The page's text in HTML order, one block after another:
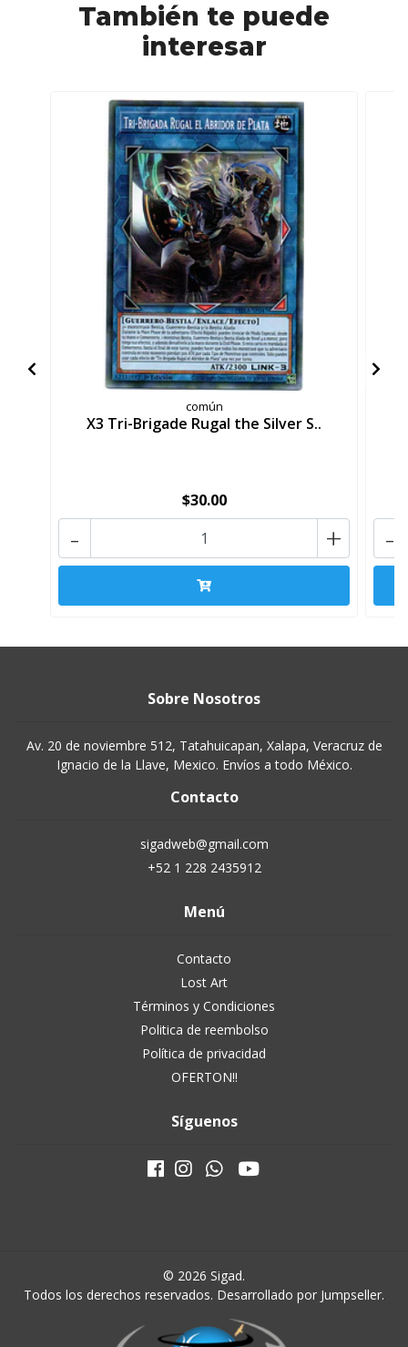
También te puede
interesar
común
X3 Tri-Brigade Rugal the Silver S..
$30.00
+
- -
Sobre Nosotros
Av. 20 de noviembre 512, Tatahuicapan, Xalapa, Veracruz de
Ignacio de la Llave, Mexico. Envíos a todo México.
Contacto
sigadweb@gmail.com
+52 1 228 2435912
Menú
Contacto
Lost Art
Términos y Condiciones
Politica de reembolso
Política de privacidad
OFERTON!!
Síguenos
© 2026 Sigad.
Todos los derechos reservados. Desarrollado por Jumpseller.